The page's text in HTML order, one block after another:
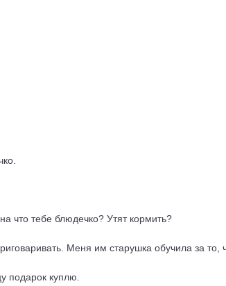
что тебе блюдечко? Утят кормить?
Меня им старушка обучила за то,
подарок куплю.